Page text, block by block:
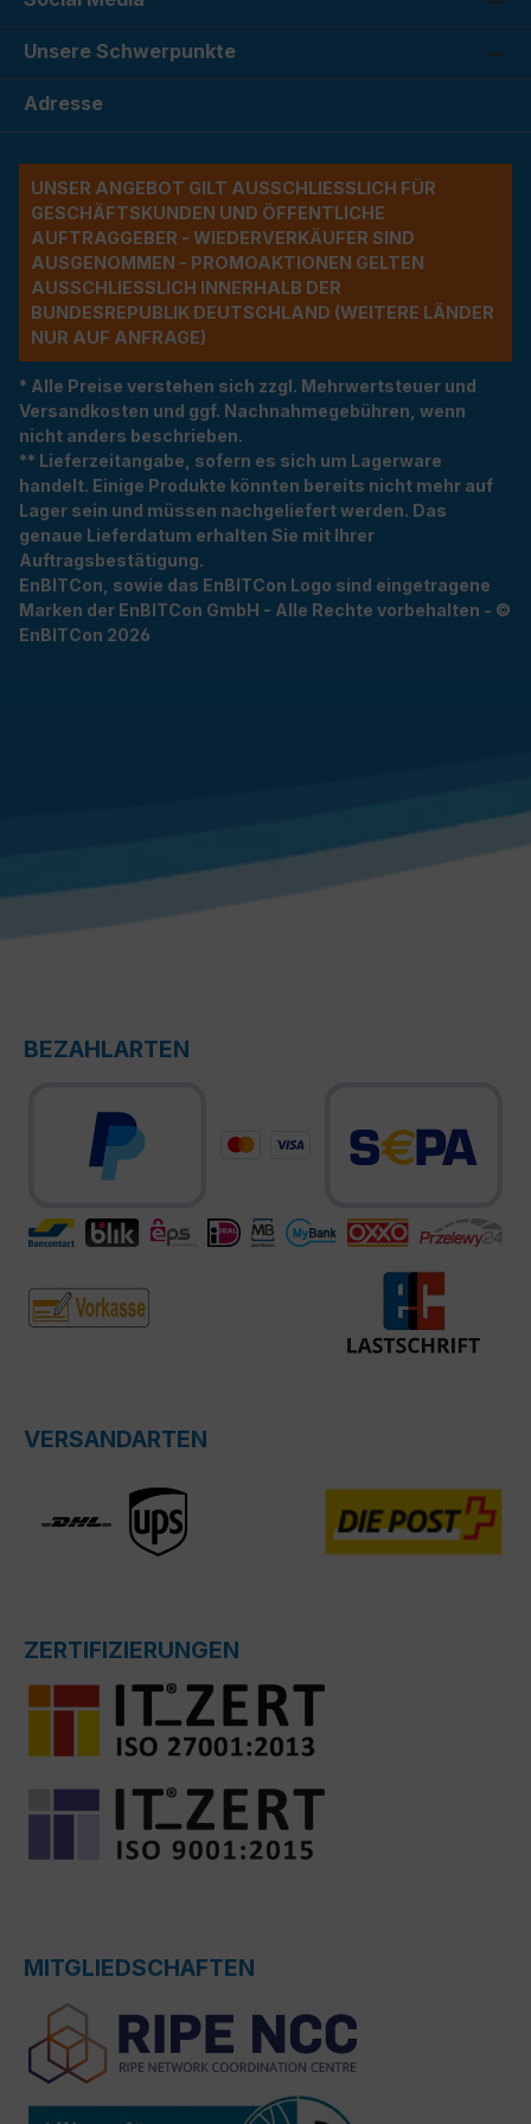
Unsere Schwerpunkte
Adresse
UNSER ANGEBOT GILT AUSSCHLIESSLICH FÜR G
ESCHÄFTSKUNDEN UND ÖFFENTLICHE A
UFTRAGGEBER - WIEDERVERKÄUFER SIND A
USGENOMMEN - PROMOAKTIONEN GELTEN A
USSCHLIESSLICH INNERHALB DER BU
NDESREPUBLIK DEUTSCHLAND (WEITERE LÄNDER NU
R AUF ANFRAGE)
* Alle Preise verstehen sich zzgl. Mehrwertsteuer und
Versandkosten und ggf. Nachnahmegebühren, wenn
nicht anders beschrieben.
** Lieferzeitangabe, sofern es sich um Lagerware
handelt. Einige Produkte könnten bereits nicht mehr auf
Lager sein und müssen nachgeliefert werden. Das
genaue Lieferdatum erhalten Sie mit Ihrer
Auftragsbestätigung.
EnBITCon, sowie das EnBITCon Logo sind eingetragene
Marken der EnBITCon GmbH - Alle Rechte vorbehalten - ©
EnBITCon 2026
BEZAHLARTEN
VERSANDARTEN
ZERTIFIZIERUNGEN
MITGLIEDSCHAFTEN